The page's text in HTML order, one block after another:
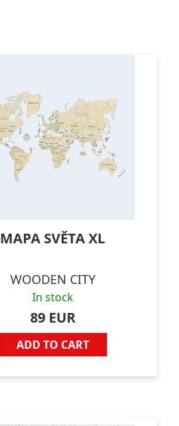
MAPA SVĚTA XL
WOODEN CITY
In stock
89 EUR
ADD TO CART